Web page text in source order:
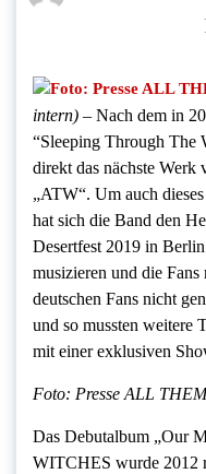
intern) – Nach dem in
“Sleeping Through The
direkt das nächste Werk
„ATW“. Um auch
hat sich die Band den
Desertfest 2019 in
musizieren und die Fans
deutschen Fans nicht
und so mussten weitere
mit einer exklusiven
Foto: Presse ALL
Das Debutalbum „Our
WITCHES wurde 2012